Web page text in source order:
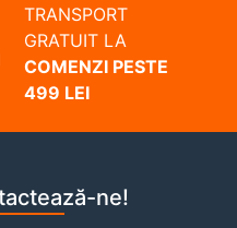
TRANSPORT
GRATUIT LA
COMENZI PESTE
499 LEI
ne!